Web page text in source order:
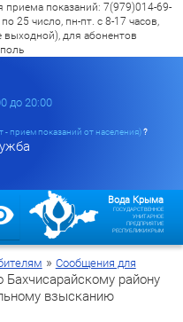
показаний: 7(979)014-69-
25 число, пн-пт. с 8-17 часов,
выходной), для абонентов
до 20:00
прием показаний от населения)?
Вода Крыма
ГОСУДАРСТВЕННОЕ
УНИТАРНОЕ
ПРЕДПРИЯТИЕ
РЕСПУБЛИКИ КРЫМ
» Сообщения для
району
взысканию